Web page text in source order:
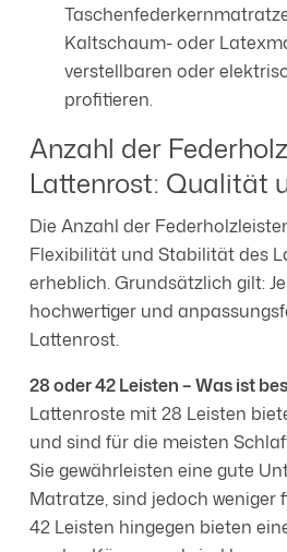
Kaltschaum- oder
verstellbaren oder
profitieren.
Anzahl der
Lattenrost: Qualität
Die Anzahl der
Flexibilität und Stabilität des
erheblich. Grundsätzlich gilt:
hochwertiger und
Lattenrost.
28 oder 42 Leisten – Was ist
Lattenroste mit 28 Leisten
und sind für die meisten
Sie gewährleisten eine gute
Matratze, sind jedoch weniger
42 Leisten hingegen bieten